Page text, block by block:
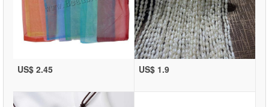
US$ 2.45 US$ 1.9